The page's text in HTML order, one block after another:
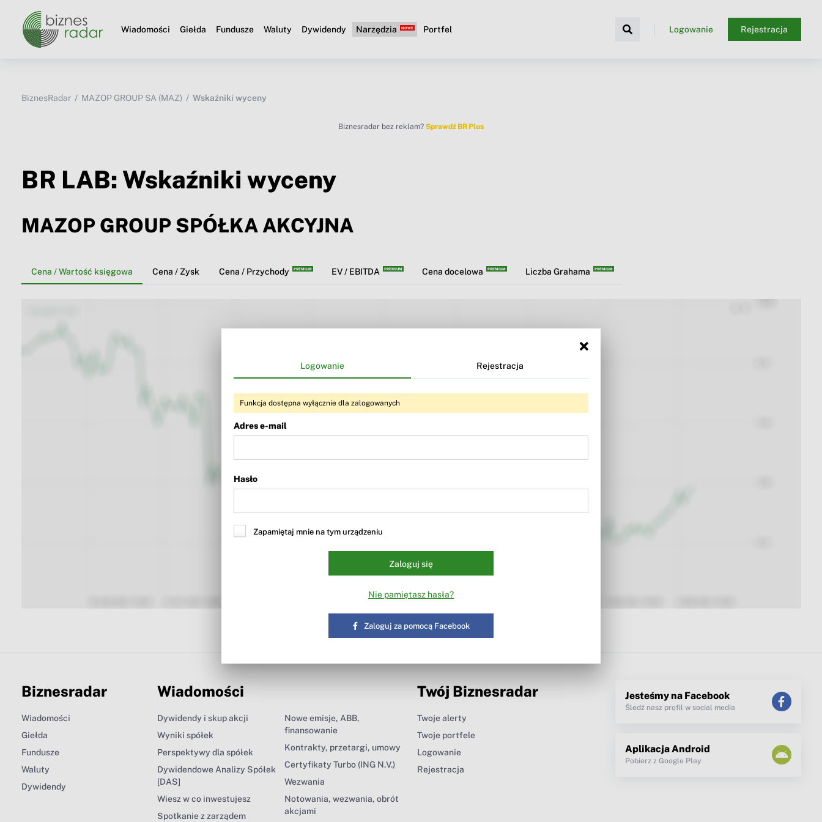
Wiadomości Giełda Fundusze Waluty Dywidendy Narzędzia Portfel Logowanie Rejestracja
BiznesRadar MAZOP GROUP SA (MAZ) Wskaźniki wyceny
Biznesradar bez reklam? Sprawdź BR Plus
BR LAB: Wskaźniki wyceny
MAZOP GROUP SPÓŁKA AKCYJNA
Cena / Wartość księgowa Cena / Zysk Cena / Przychody EV / EBITDA Cena docelowa Liczba Grahama
BR PremiumiBR MAX
Biznesradar
Wiadomości
Giełda
Fundusze
Waluty
Dywidendy
Wiadomości
Dywidendy i skup akcji
Wyniki spółek
Perspektywy dla spółek
Dywidendowe Analizy Spółek
[DAS]
Wiesz w co inwestujesz
Spotkanie z zarządem
Nowe emisje, ABB,
finansowanie
Kontrakty, przetargi, umowy
Certyfikaty Turbo (ING N.V.)
Wezwania
Notowania, wezwania, obrót
akcjami
Twój Biznesradar
Twoje alerty
Twoje portfele
Logowanie
Rejestracja
Jesteśmy na Facebook
Śledź nasz profil w social media
Aplikacja Android
Pobierz z Google Play
Logowanie Rejestracja
Funkcja dostępna wyłącznie dla zalogowanych
Adres e-mail
Hasło
Zapamiętaj mnie na tym urządzeniu
Zaloguj się
Nie pamiętasz hasła?
Zaloguj za pomocą Facebook